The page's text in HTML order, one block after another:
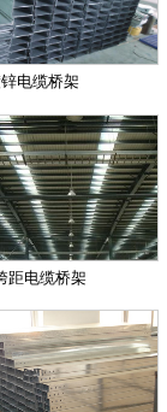
电缆桥架
距电缆桥架